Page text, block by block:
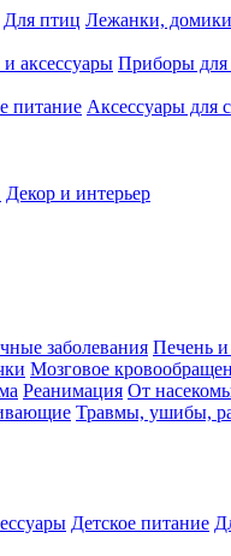
Для птиц Лежанки, домики
аксессуары Приборы для
питание Аксессуары для
Декор и интерьер
заболевания Печень
Мозговое
Реанимация От
Травмы, ушибы,
Детское питание